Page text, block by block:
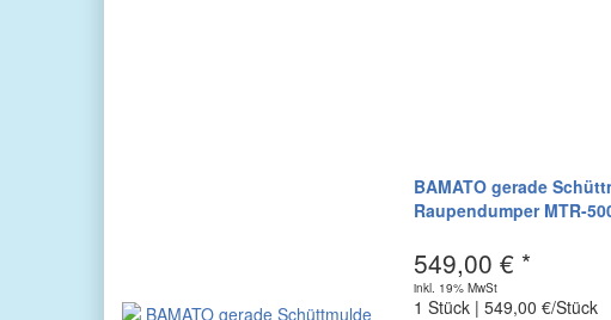
BAMATO gerade
Raupendumper MTR-
549,00 € *
inkl. 19% MwSt
1 Stück | 549,00 €/Stück